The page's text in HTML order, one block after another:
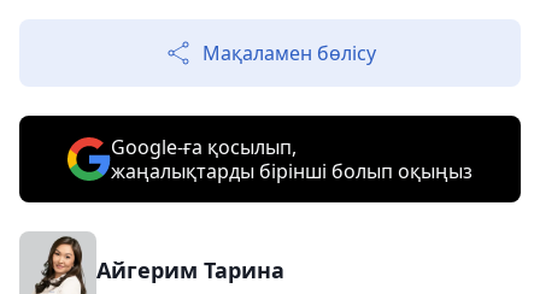
Мақаламен бөлісу
Google-ға қосылып,
жаңалықтарды бірінші болып оқыңыз
Айгерим Тарина